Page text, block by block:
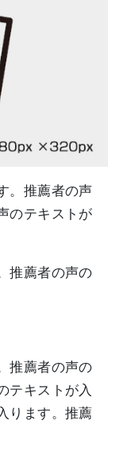
。推薦者の声
のテキストが
推薦者の声の
推薦者の声の
テキストが入
ります。推薦